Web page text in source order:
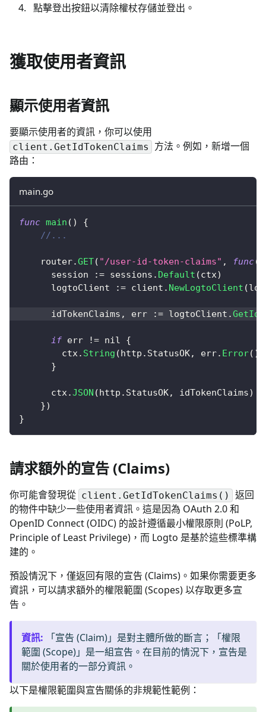
點擊登出按鈕以清除權杖存儲並登出。
獲取使用者資訊
顯示使用者資訊
要顯示使用者的資訊，你可以使用
client.GetIdTokenClaims
方法。例如，新增一個
路由：
main.go
func main ( )
{
//...
    router
.GET( "/user-id-token-claims" , func(
      session
:= sessions . Default (ctx)
      logtoClient
:= client . NewLogtoClient (
      idTokenClaims
, err := logtoClient .
if err != nil
{
        ctx
. String (http . StatusOK, err. Error( )
}
      ctx
.JSON (http . StatusOK, idTokenClaims)
})
}
請求額外的宣告 (Claims)
你可能會發現從 client.GetIdTokenClaims()
返回
的物件中缺少一些使用者資訊。這是因為 OAuth 2.0 和
OpenID Connect (OIDC) 的設計遵循最小權限原則 (PoLP,
Principle of Least Privilege)，而 Logto 是基於這些標準構
建的。
預設情況下，僅返回有限的宣告 (Claims)。如果你需要更多
資訊，可以請求額外的權限範圍 (Scopes) 以存取更多宣
告。
資訊:
「宣告 (Claim)」是對主體所做的斷言；「權限
範圍 (Scope)」是一組宣告。在目前的情況下，宣告是
關於使用者的一部分資訊。
以下是權限範圍與宣告關係的非規範性範例：